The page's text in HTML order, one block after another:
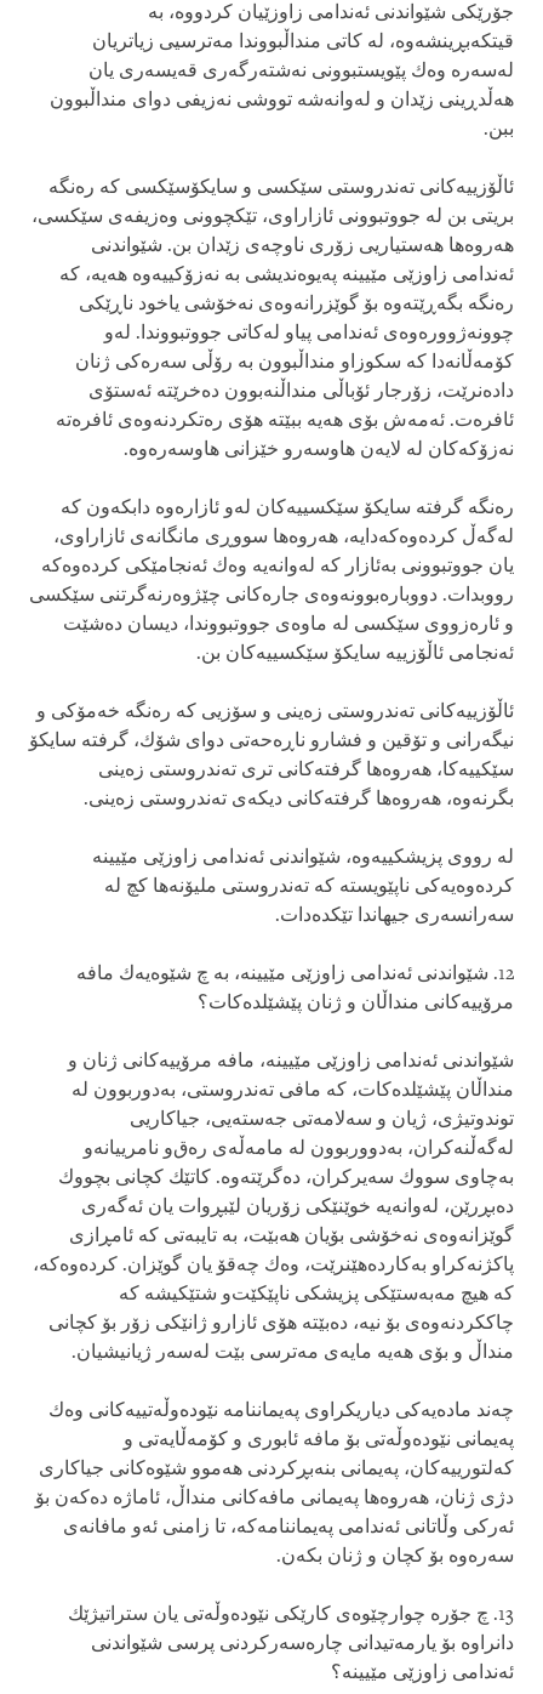
جۆرێكی‌ شێواندنی‌ ئه‌ندامی‌ زاوزێیان كردووه‌، به‌
قیتكه‌بڕینشه‌وه‌، له‌ كاتی‌ منداڵبووندا مه‌ترسیی زیاتریان
له‌سه‌ره‌ وه‌ك پێویستبوونی‌ نه‌شته‌رگه‌ری‌ قه‌یسه‌ری یان
هه‌ڵدڕینی‌ زێدان و له‌وانه‌شه‌ تووشی‌ نه‌زیفی‌ دوای‌ منداڵبوون
ببن.
ئاڵۆزییه‌كانی‌ ته‌ندروستی سێكسی‌ و سایكۆسێكسی كه‌ ره‌نگه‌
بریتی‌ بن له‌ جووتبوونی‌ ئازاراوی‌، تێكچوونی‌ وه‌زیفه‌ی‌ سێكسی،
هه‌روه‌ها هه‌ستیاریی زۆری‌ ناوچه‌ی‌ زێدان بن. شێواندنی‌
ئه‌ندامی‌ زاوزێی مێیینه‌ په‌یوه‌ندیشی‌ به‌ نه‌زۆكییه‌وه‌ هه‌یه‌، كه‌
ره‌نگه‌ بگه‌ڕێته‌وه‌ بۆ گوێزرانه‌وه‌ی‌ نه‌خۆشی‌ یاخود ناڕێكی‌
چوونه‌ژووره‌وه‌ی‌ ئه‌ندامی‌ پیاو له‌كاتی‌ جووتبووندا. له‌و
كۆمه‌ڵانه‌دا كه‌ سكوزاو منداڵبوون به‌ رۆڵی سه‌ره‌كی‌ ژنان
داده‌نرێت، زۆرجار ئۆباڵی منداڵنه‌بوون ده‌خرێته‌ ئه‌ستۆی‌
ئافره‌ت. ئه‌مه‌ش بۆی‌ هه‌یه‌ ببێته‌ هۆی‌ ره‌تكردنه‌وه‌ی‌ ئافره‌ته‌
نه‌زۆكه‌كان له‌ لایه‌ن هاوسه‌رو خێزانی‌ هاوسه‌ره‌وه‌.
ره‌نگه‌ گرفته‌ سایكۆ سێكسییه‌كان له‌و ئازاره‌وه‌ دابكه‌ون كه‌
له‌گه‌ڵ‌ كرده‌وه‌كه‌دایه‌، هه‌روه‌ها سووڕی‌ مانگانه‌ی‌ ئازاراوی‌،
یان جووتبوونی‌ به‌ئازار كه‌ له‌وانه‌یه‌ وه‌ك ئه‌نجامێكی‌ كرده‌وه‌كه‌
رووبدات. دووباره‌بوونه‌وه‌ی‌ جاره‌كانی‌ چێژوه‌رنه‌گرتنی‌ سێكسی‌
و ئاره‌زووی‌ سێكسی‌ له‌ ماوه‌ی‌ جووتبووندا، دیسان ده‌شێت
ئه‌نجامی‌ ئاڵۆزییه‌ سایكۆ سێكسییه‌كان بن.
ئاڵۆزییه‌كانی‌ ته‌ندروستی‌ زه‌ینی‌ و سۆزیی كه‌ ره‌نگه‌ خه‌مۆكی‌ و
نیگه‌رانی‌ و تۆقین و فشارو ناڕه‌حه‌تی‌ دوای‌ شۆك، گرفته‌ سایكۆ
سێكییه‌كا، هه‌روه‌ها گرفته‌كانی‌ تری‌ ته‌ندروستی‌ زه‌ینی‌
بگرنه‌وه‌، هه‌روه‌ها گرفته‌كانی‌ دیكه‌ی‌ ته‌ندروستی‌ زه‌ینی‌.
له‌ رووی‌ پزیشكییه‌وه‌، شێواندنی‌ ئه‌ندامی‌ زاوزێی مێیینه‌
كرده‌وه‌یه‌كی‌ ناپێویسته‌ كه‌ ته‌ندروستی‌ ملیۆنه‌ها كچ له‌
سه‌رانسه‌ری‌ جیهاندا تێكده‌دات.
12. شێواندنی‌ ئه‌ندامی‌ زاوزێی مێیینه‌، به‌ چ شێوه‌یه‌ك مافه‌
مرۆییه‌كانی‌ منداڵان و ژنان پێشێلده‌كات؟
شێواندنی‌ ئه‌ندامی‌ زاوزێی مێیینه‌، مافه‌ مرۆییه‌كانی‌ ژنان و
منداڵان پێشێلده‌كات، كه‌ مافی‌ ته‌ندروستی، به‌دوربوون له‌
توندوتیژی‌، ژیان و سه‌لامه‌تی‌ جه‌سته‌یی، جیاكاریی
له‌گه‌ڵنه‌كران، به‌دووربوون له‌ مامه‌ڵه‌ی‌ ره‌ق‌و نامرییانه‌و
به‌چاوی‌ سووك سه‌یركران، ده‌گرێته‌وه‌. كاتێك كچانی‌ بچووك
ده‌بڕرێن، له‌وانه‌یه‌ خوێنێكی‌ زۆریان لێبڕوات یان ئه‌گه‌ری‌
گوێزانه‌وه‌ی‌ نه‌خۆشی بۆیان هه‌بێت، به‌ تایبه‌تی‌ كه‌ ئامڕازی‌
پاكژنه‌كراو به‌كارده‌هێنرێت، وه‌ك چه‌قۆ یان گوێزان. كرده‌وه‌كه‌،
كه‌ هیچ مه‌به‌ستێكی‌ پزیشكی‌ ناپێكێت‌و شتێكیشه‌ كه‌
چاككردنه‌وه‌ی‌ بۆ نیه‌، ده‌بێته‌ هۆی‌ ئازارو ژانێكی‌ زۆر بۆ كچانی‌
منداڵ‌ و بۆی‌ هه‌یه‌ مایه‌ی‌ مه‌ترسی بێت له‌سه‌ر ژیانیشیان.
چه‌ند ماده‌یه‌كی‌ دیاریكراوی‌ په‌یماننامه‌ نێوده‌وڵه‌تییه‌كانی‌ وه‌ك
په‌یمانی‌ نێوده‌وڵه‌تی‌ بۆ مافه‌ ئابوری‌ و كۆمه‌ڵایه‌تی‌ و
كه‌لتورییه‌كان، په‌یمانی‌ بنه‌بڕكردنی‌ هه‌موو شێوه‌كانی‌ جیاكاری‌
دژی‌ ژنان، هه‌روه‌ها په‌یمانی‌ مافه‌كانی‌ منداڵ‌، ئاماژه‌ ده‌كه‌ن بۆ
ئه‌ركی‌ وڵاتانی‌ ئه‌ندامی‌ په‌یماننامه‌كه‌، تا زامنی‌ ئه‌و مافانه‌ی‌
سه‌ره‌وه‌ بۆ كچان و ژنان بكه‌ن.
13. چ جۆره‌ چوارچێوه‌ی كارێكی‌ نێوده‌وڵه‌تی‌ یان ستراتیژێك
دانراوه‌ بۆ یارمه‌تیدانی‌ چاره‌سه‌ركردنی‌ پرسی‌ شێواندنی‌
ئه‌ندامی‌ زاوزێی مێیینه‌؟